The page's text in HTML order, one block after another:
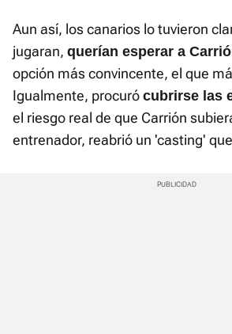
Aun así, los canarios lo tuvieron
jugaran, querían esperar a
opción más convincente, el que
Igualmente, procuró cubrirse las
el riesgo real de que Carrión
entrenador, reabrió un 'casting'